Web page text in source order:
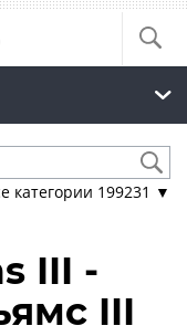
категории 199231 ▼
III -
III